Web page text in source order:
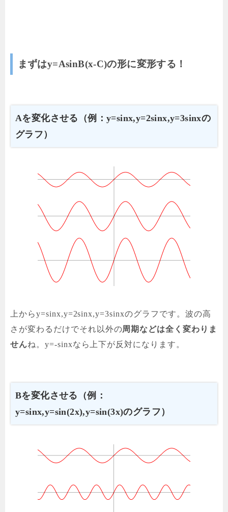
まずはy=AsinB(x-C)の形に変形する！
Aを変化させる（例：y=sinx,y=2sinx,y=3sinxの
グラフ）
上からy=sinx,y=2sinx,y=3sinxのグラフです。波の高
さが変わるだけでそれ以外の周期などは全く変わりま
せんね。y=-sinxなら上下が反対になります。
Bを変化させる（例：
y=sinx,y=sin(2x),y=sin(3x)のグラフ）